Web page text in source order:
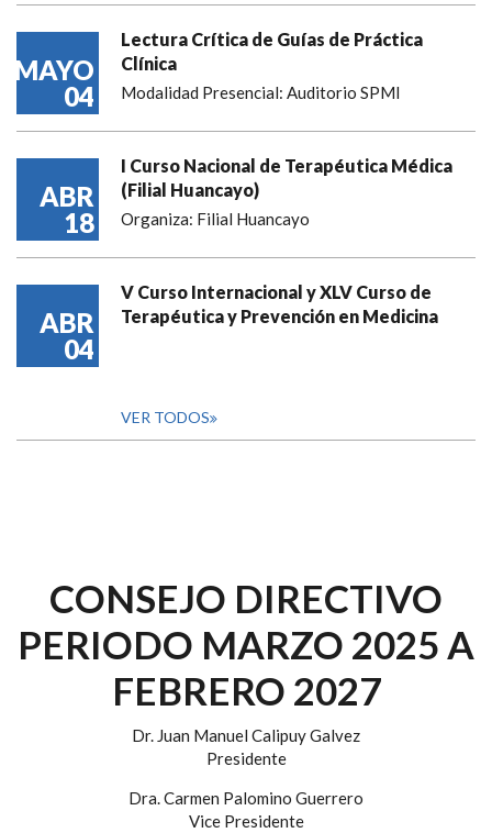
MAYO
04
Lectura Crítica de Guías de Práctica
Clínica
Modalidad Presencial: Auditorio SPMI
ABR
18
I Curso Nacional de Terapéutica Médica
(Filial Huancayo)
Organiza: Filial Huancayo
ABR
04
V Curso Internacional y XLV Curso de
Terapéutica y Prevención en Medicina
VER TODOS
CONSEJO DIRECTIVO
PERIODO MARZO 2025 A
FEBRERO 2027
Dr. Juan Manuel Calipuy Galvez
Presidente
Dra. Carmen Palomino Guerrero
Vice Presidente